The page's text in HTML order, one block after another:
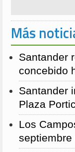
Más
Santander
concebido
Santander
Plaza
Los